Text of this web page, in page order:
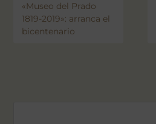
«Museo del Prado
1819-2019»: arranca el
bicentenario